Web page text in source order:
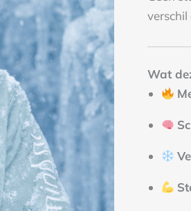
verschil
Wat